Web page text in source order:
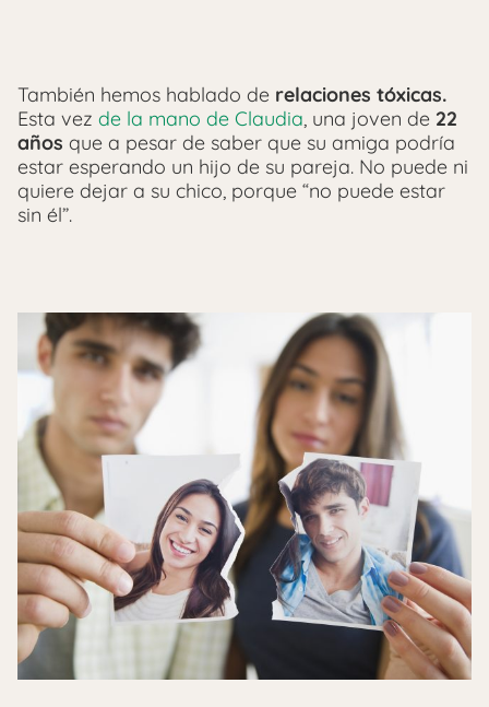
También hemos hablado de relaciones tóxicas.
Esta vez de la mano de Claudia, una joven de 22
años que a pesar de saber que su amiga podría
estar esperando un hijo de su pareja. No puede ni
quiere dejar a su chico, porque “no puede estar
sin él”.